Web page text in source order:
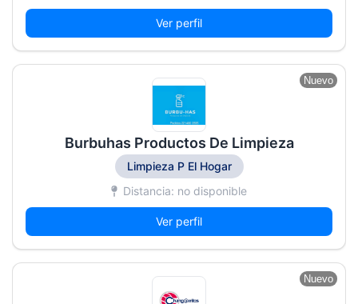
Ver perfil
Nuevo
Burbuhas Productos De Limpieza
Limpieza P El Hogar
Distancia: no disponible
Ver perfil
Nuevo